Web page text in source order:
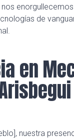
de
en
nuestra